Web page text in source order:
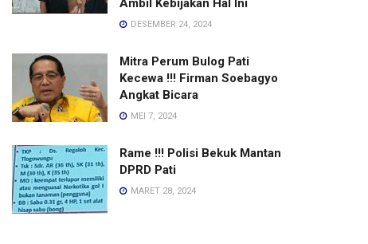
Ambil Kebijakan Hal Ini
DESEMBER 24, 2024
Mitra Perum Bulog Pati
Kecewa !!! Firman Soebagyo
Angkat Bicara
MEI 7, 2024
Rame !!! Polisi Bekuk Mantan
DPRD Pati
MARET 28, 2024